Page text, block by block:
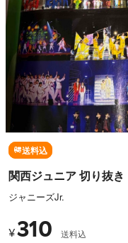
送料込
関西ジュニア 切り抜き
ジャニーズJr.
¥310 送料込